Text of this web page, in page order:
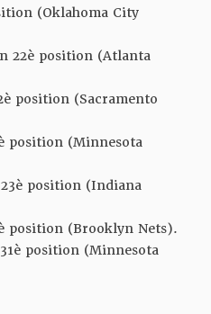
(Oklahoma City
22è position (Atlanta
position (Sacramento
position (Minnesota
position (Indiana
position (Brooklyn Nets).
position (Minnesota